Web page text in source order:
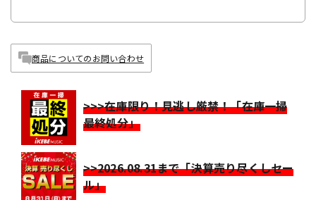
商品についてのお問い合わせ
>>>在庫限り！見逃し厳禁！「在庫一掃
最終処分」
>>2026.08.31まで「決算売り尽くしセー
ル」